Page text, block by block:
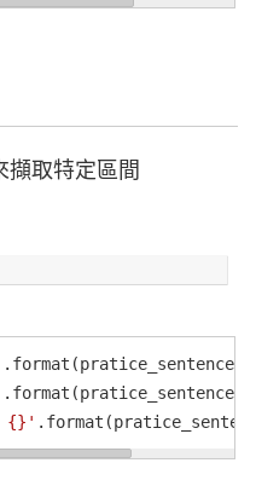
取特定區間
. format (pratice_sentence
. format (pratice_sentence
: {}' . format (